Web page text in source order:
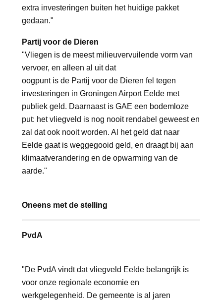
extra investeringen buiten het huidige pakket
gedaan."
Partij voor de Dieren
"Vliegen is de meest milieuvervuilende vorm van
vervoer, en alleen al uit dat
oogpunt is de Partij voor de Dieren fel tegen
investeringen in Groningen Airport Eelde met
publiek geld. Daarnaast is GAE een bodemloze
put: het vliegveld is nog nooit rendabel geweest en
zal dat ook nooit worden. Al het geld dat naar
Eelde gaat is weggegooid geld, en draagt bij aan
klimaatverandering en de opwarming van de
aarde."
Oneens met de stelling
PvdA
"De PvdA vindt dat vliegveld Eelde belangrijk is
voor onze regionale economie en
werkgelegenheid. De gemeente is al jaren